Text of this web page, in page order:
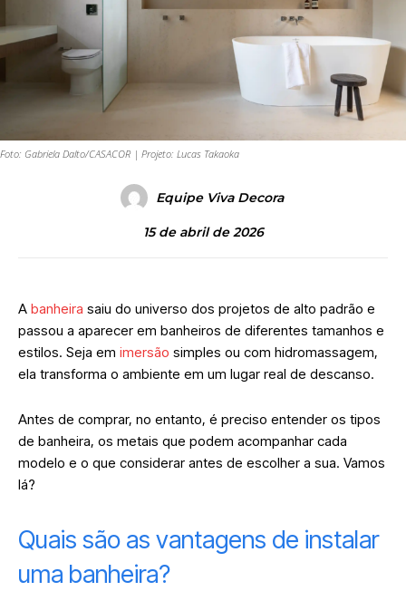
Foto: Gabriela Dalto/CASACOR | Projeto: Lucas Takaoka
Equipe Viva Decora
15 de abril de 2026
A banheira saiu do universo dos projetos de alto padrão e
passou a aparecer em banheiros de diferentes tamanhos e
estilos. Seja em imersão simples ou com hidromassagem,
ela transforma o ambiente em um lugar real de descanso.
Antes de comprar, no entanto, é preciso entender os tipos
de banheira, os metais que podem acompanhar cada
modelo e o que considerar antes de escolher a sua. Vamos
lá?
Quais são as vantagens de instalar
uma banheira?